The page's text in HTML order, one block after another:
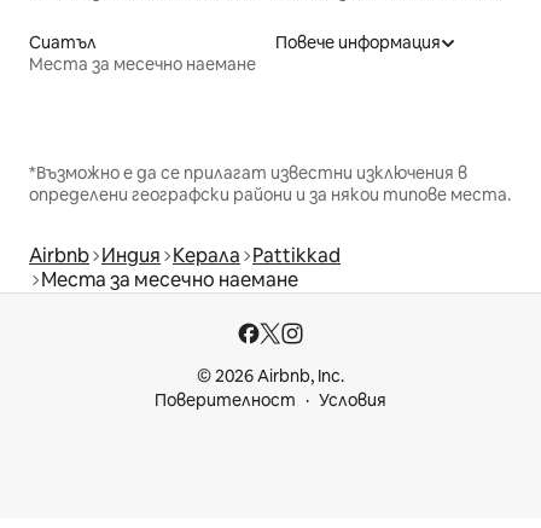
Сиатъл
Места за месечно наемане
Повече информация
*Възможно е да се прилагат известни изключения в
определени географски райони и за някои типове места.
Airbnb Индия Керала Pattikkad
Места за месечно наемане
© 2026 Airbnb, Inc.
Поверителност
Условия